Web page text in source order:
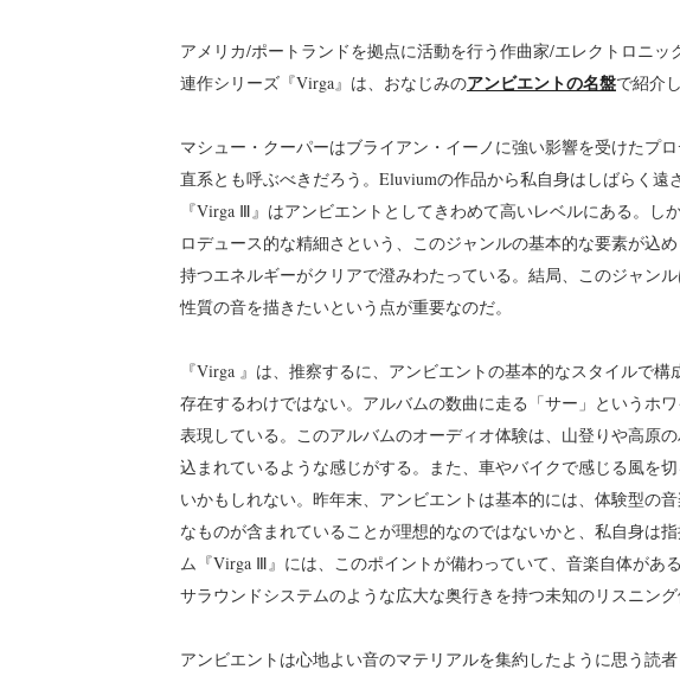
アメリカ/ポートランドを拠点に活動を行う作曲家/エレクトロニ
連作シリーズ『Virga』は、おなじみのアンビエントの名盤で紹介
マシュー・クーパーはブライアン・イーノに強い影響を受けたプ
直系とも呼ぶべきだろう。Eluviumの作品から私自身はしばらく
『Virga Ⅲ』はアンビエントとしてきわめて高いレベルにある。
ロデュース的な精細さという、このジャンルの基本的な要素が込
持つエネルギーがクリアで澄みわたっている。結局、このジャン
性質の音を描きたいという点が重要なのだ。
『Virga 』は、推察するに、アンビエントの基本的なスタイルで
存在するわけではない。アルバムの数曲に走る「サー」というホ
表現している。このアルバムのオーディオ体験は、山登りや高原
込まれているような感じがする。また、車やバイクで感じる風を
いかもしれない。昨年末、アンビエントは基本的には、体験型の
なものが含まれていることが理想的なのではないかと、私自身は
ム『Virga Ⅲ』には、このポイントが備わっていて、音楽自体があ
サラウンドシステムのような広大な奥行きを持つ未知のリスニング
アンビエントは心地よい音のマテリアルを集約したように思う読